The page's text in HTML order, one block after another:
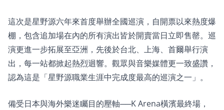
這次是星野源六年來首度舉辦全國巡演，自開票以來熱度爆
棚，包含追加場在內的所有演出皆於開賣當日立即售罄。巡
演更進一步拓展至亞洲，先後於台北、上海、首爾舉行演
出，每一站都掀起熱烈迴響。觀眾與音樂媒體更一致盛讚，
認為這是「星野源職業生涯中完成度最高的巡演之一」。
備受日本與海外樂迷矚目的壓軸──K Arena橫濱最終場，